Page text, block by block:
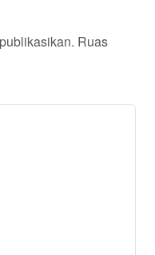
Ruas